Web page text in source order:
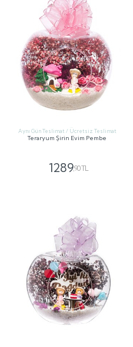
Aynı Gün Teslimat / Ücretsiz Teslimat
Teraryum Şirin Evim Pembe
1289,90 TL